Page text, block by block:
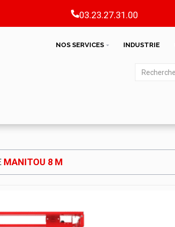
03.23.27.31.00
NOS SERVICES INDUSTRIE
MANITOU 8 M